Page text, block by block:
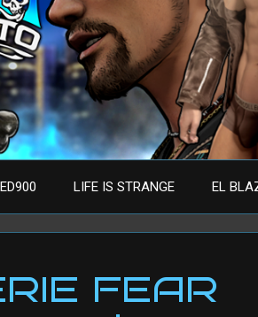
LIFE IS STRANGE EL
FEAR